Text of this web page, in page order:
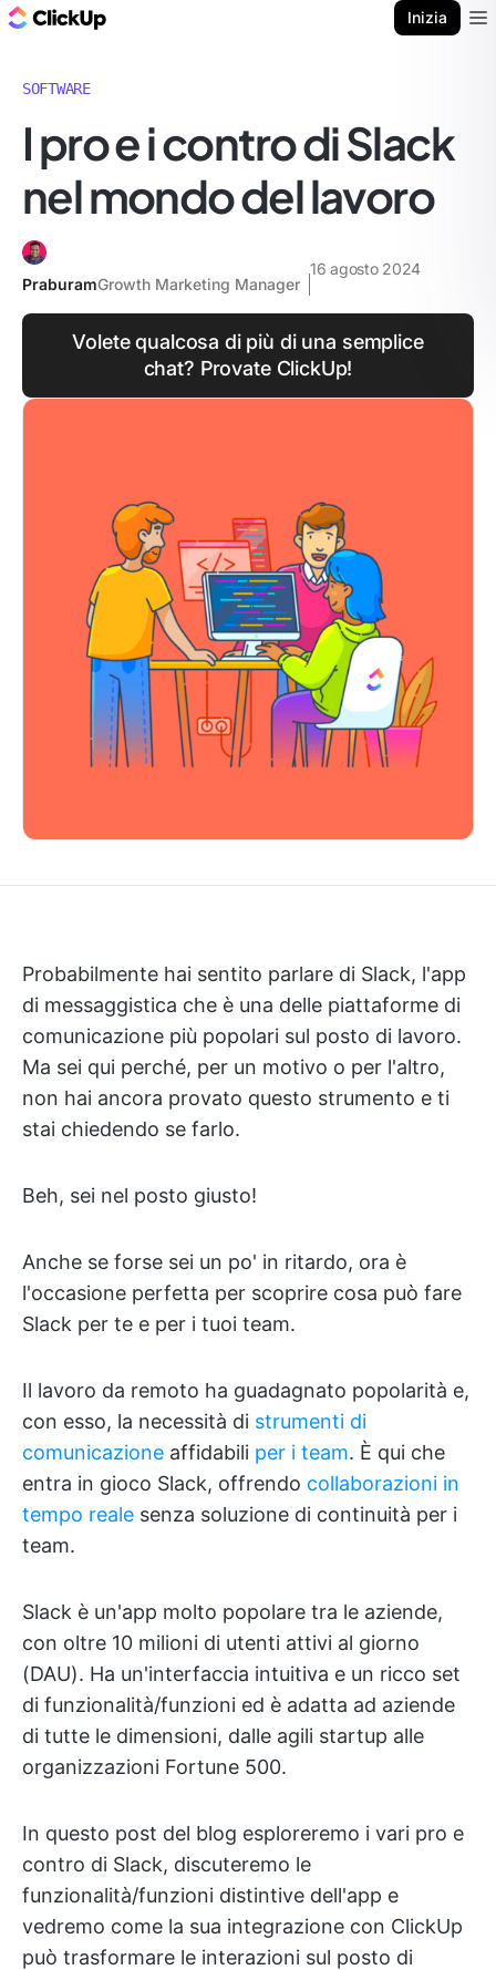
Inizia
SOFTWARE
I pro e i contro di Slack
nel mondo del lavoro
PraburamGrowth Marketing Manager
16 agosto 2024
Volete qualcosa di più di una semplice
chat? Provate ClickUp!
Probabilmente hai sentito parlare di Slack, l'app
di messaggistica che è una delle piattaforme di
comunicazione più popolari sul posto di lavoro.
Ma sei qui perché, per un motivo o per l'altro,
non hai ancora provato questo strumento e ti
stai chiedendo se farlo.
Beh, sei nel posto giusto!
Anche se forse sei un po' in ritardo, ora è
l'occasione perfetta per scoprire cosa può fare
Slack per te e per i tuoi team.
Il lavoro da remoto ha guadagnato popolarità e,
con esso, la necessità di strumenti di
comunicazione affidabili per i team. È qui che
entra in gioco Slack, offrendo collaborazioni in
tempo reale senza soluzione di continuità per i
team.
Slack è un'app molto popolare tra le aziende,
con oltre 10 milioni di utenti attivi al giorno
(DAU). Ha un'interfaccia intuitiva e un ricco set
di funzionalità/funzioni ed è adatta ad aziende
di tutte le dimensioni, dalle agili startup alle
organizzazioni Fortune 500.
In questo post del blog esploreremo i vari pro e
contro di Slack, discuteremo le
funzionalità/funzioni distintive dell'app e
vedremo come la sua integrazione con ClickUp
può trasformare le interazioni sul posto di